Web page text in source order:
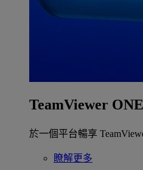
TeamViewer ONE
於一個平台暢享
瞭解更多